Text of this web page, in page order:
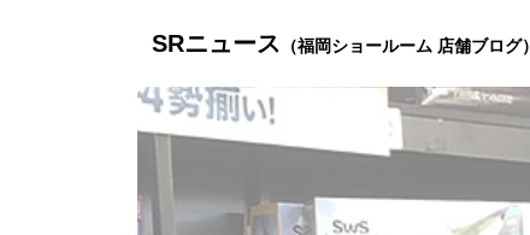
SRニュース （福岡ショールーム 店舗ブログ）